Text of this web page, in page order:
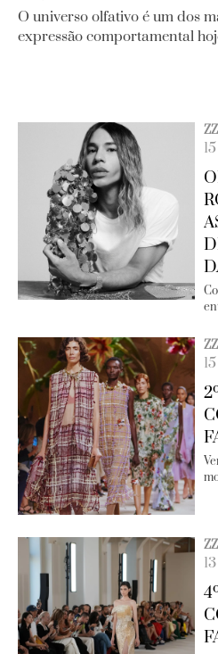
O universo olfativo é um dos
expressão comportamental